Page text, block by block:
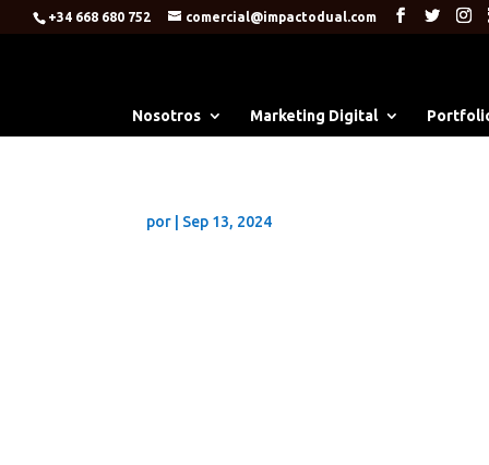
+34 668 680 752 comercial@impactodual.com
Nosotros Marketing Digital
por Sep 13, 2024